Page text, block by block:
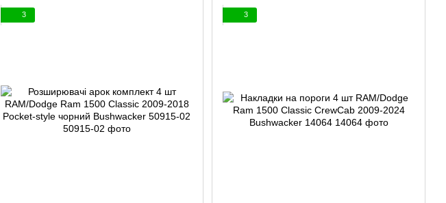
3 3